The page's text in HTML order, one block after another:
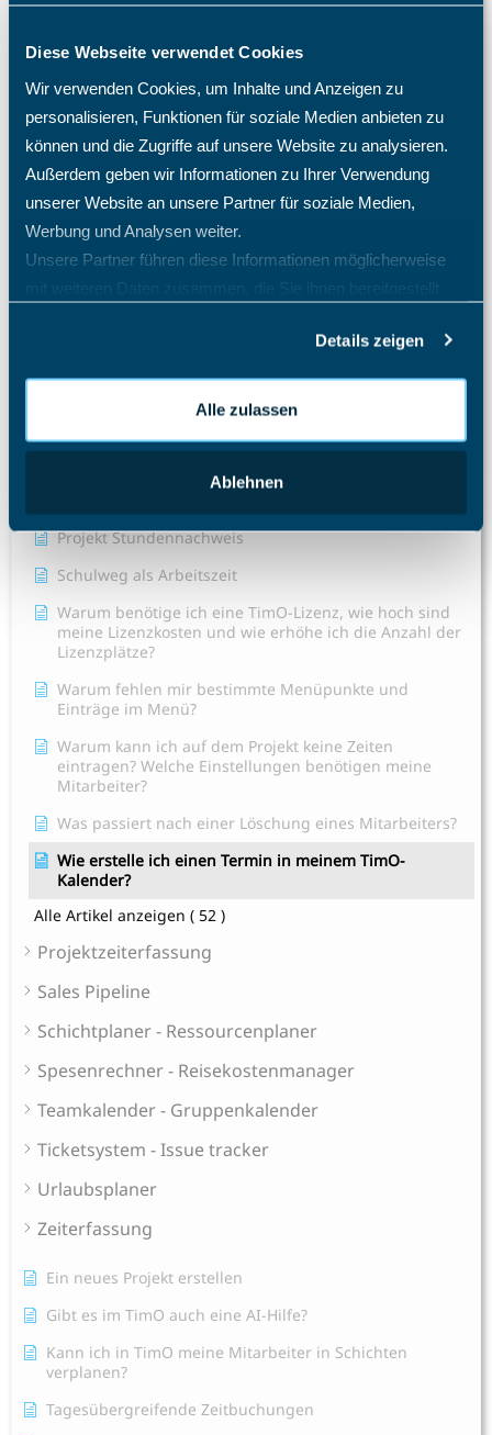
Diese Webseite verwendet Cookies
Wir verwenden Cookies, um Inhalte und Anzeigen zu
personalisieren, Funktionen für soziale Medien anbieten zu
können und die Zugriffe auf unsere Website zu analysieren.
Außerdem geben wir Informationen zu Ihrer Verwendung
unserer Website an unsere Partner für soziale Medien,
Werbung und Analysen weiter.
Unsere Partner führen diese Informationen möglicherweise
mit weiteren Daten zusammen, die Sie ihnen bereitgestellt
Details zeigen
Alle zulassen
Ablehnen
Projektmanagement Enterprise
Das Speichern konnte nicht durchgeführt werden, da
die Personal-Nr. nicht eindeutig ist.
Ein neues Projekt erstellen
Gibt es TimO auch als On-Premises oder Inhouse-
Hat das TimO-System auch eine Zwei-Faktor-
Ich habe meinen TimO-Zugang gesperrt, was ist zu tun?
Ist die 30-tägige TimO Testphase kostenfrei?
Kann ich das TimO-System mit Active Directory (AD)
Entra SSO SAML 2.0 verknüpfen?
Mein Mitarbeiter sieht die Abwesenheitsart Krank nicht,
Projekt Stundennachweis
Schulweg als Arbeitszeit
Warum benötige ich eine TimO-Lizenz, wie hoch sind
meine Lizenzkosten und wie erhöhe ich die Anzahl der
Lizenzplätze?
Warum fehlen mir bestimmte Menüpunkte und
Einträge im Menü?
Warum kann ich auf dem Projekt keine Zeiten
eintragen? Welche Einstellungen benötigen meine
Mitarbeiter?
Was passiert nach einer Löschung eines Mitarbeiters?
Wie erstelle ich einen Termin in meinem TimO-
Kalender?
Alle Artikel anzeigen ( 52 )
Projektzeiterfassung
Sales Pipeline
Schichtplaner - Ressourcenplaner
Spesenrechner - Reisekostenmanager
Teamkalender - Gruppenkalender
Ticketsystem - Issue tracker
Urlaubsplaner
Zeiterfassung
Ein neues Projekt erstellen
Gibt es im TimO auch eine AI-Hilfe?
Kann ich in TimO meine Mitarbeiter in Schichten
verplanen?
Tagesübergreifende Zeitbuchungen